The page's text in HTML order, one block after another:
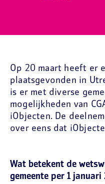
Op 20 maart heeft er
plaatsgevonden in
is er met diverse
mogelijkheden van
iObjecten. De
over eens dat
Wat betekent de
gemeente per 1 januari